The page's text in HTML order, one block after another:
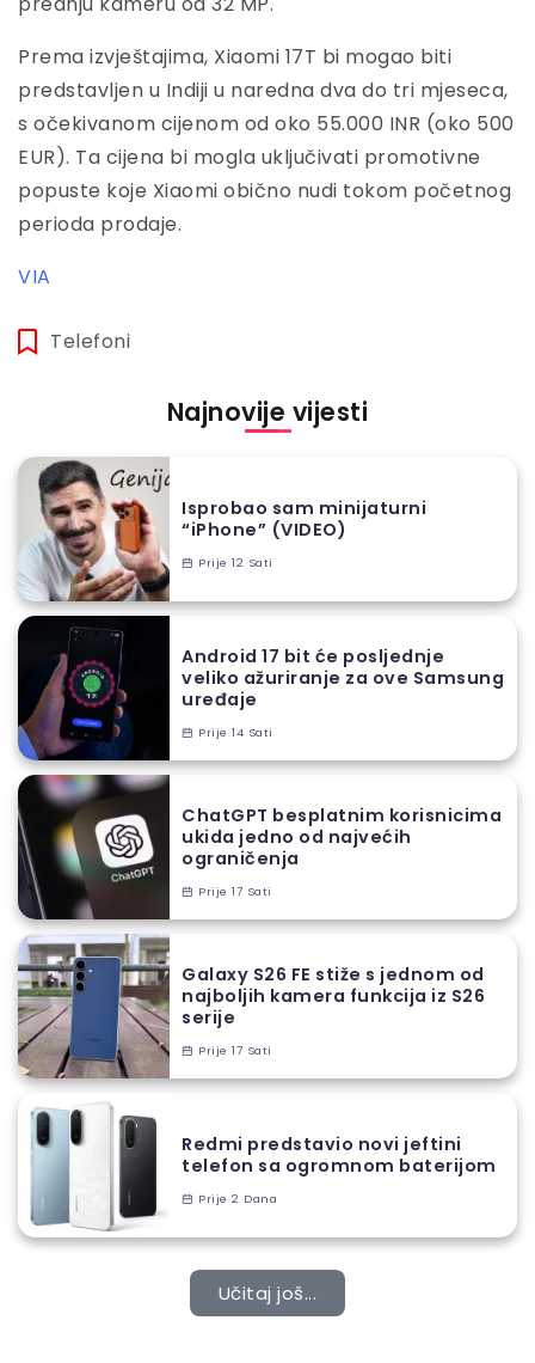
Prema izvještajima, Xiaomi 17T bi mogao biti
predstavljen u Indiji u naredna dva do tri mjeseca,
s očekivanom cijenom od oko 55.000 INR (oko 500
EUR). Ta cijena bi mogla uključivati promotivne
popuste koje Xiaomi obično nudi tokom početnog
perioda prodaje.
VIA
Telefoni
Najnovije vijesti
Isprobao sam minijaturni
“iPhone” (VIDEO)
Prije 12 Sati
Android 17 bit će posljednje
veliko ažuriranje za ove Samsung
uređaje
Prije 14 Sati
ChatGPT besplatnim korisnicima
ukida jedno od najvećih
ograničenja
Prije 17 Sati
Galaxy S26 FE stiže s jednom od
najboljih kamera funkcija iz S26
serije
Prije 17 Sati
Redmi predstavio novi jeftini
telefon sa ogromnom baterijom
Prije 2 Dana
Učitaj još...